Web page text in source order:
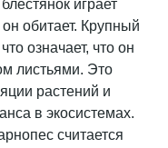
играет
обитает. Крупный
означает, что он
листьями. Это
растений и
в экосистемах.
считается